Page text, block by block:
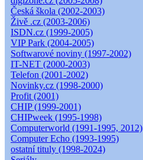
Česká škola (2002-2003)
Živě .cz (2003-2006)
ISDN.cz (1999-2005)
VIP Park (2004-2005)
Softwarové noviny (1997-2002)
IT-NET (2000-2003)
Telefon (2001-2002)
Novinky.cz (1998-2000)
Profit (2001)
CHIP (1999-2001)
CHIPweek (1995-1998)
Computerworld (1991-1995, 2012)
Computer Echo (1993-1995)
ostatní tituly (1998-2024)